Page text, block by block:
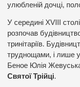
улюбленій дочці,
У середині XVIII
розпочав
тринітаріїв.
труднощами, і лише
Беное Юлія
Святої Трійці.